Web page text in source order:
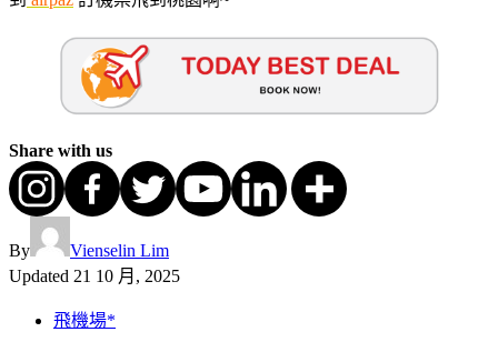
Share with us
By
Vienselin Lim
Updated 21 10 月, 2025
飛機場*